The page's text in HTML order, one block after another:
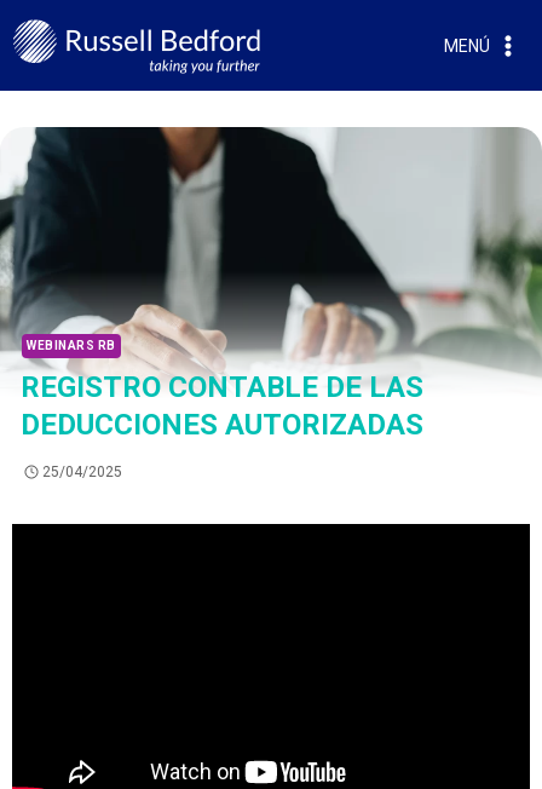
MENÚ
WEBINARS RB
REGISTRO CONTABLE DE LAS
DEDUCCIONES AUTORIZADAS
25/04/2025